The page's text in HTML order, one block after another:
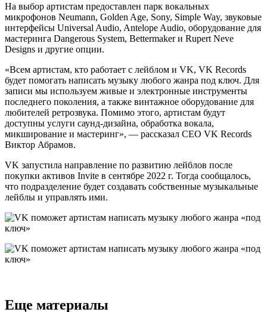
На выбор артистам предоставлен парк вокальных
микрофонов Neumann, Golden Age, Sony, Simple Way, звуковые
интерфейсы Universal Audio, Antelope Audio, оборудование для
мастеринга Dangerous System, Bettermaker и Rupert Neve
Designs и другие опции.
«Всем артистам, кто работает с лейблом и VK, VK Records
будет помогать написать музыку любого жанра под ключ. Для
записи мы используем живые и электронные инструменты
последнего поколения, а также винтажное оборудование для
любителей ретрозвука. Помимо этого, артистам будут
доступны услуги саунд-дизайна, обработка вокала,
микширование и мастеринг», — рассказал СЕО VK Records
Виктор Абрамов.
VK запустила направление по развитию лейблов после
покупки активов Invite в сентябре 2022 г. Тогда сообщалось,
что подразделение будет создавать собственные музыкальные
лейблы и управлять ими.
Еще материалы